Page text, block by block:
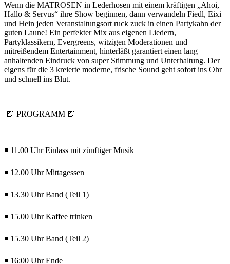
Wenn die MATROSEN in Lederhosen mit einem kräftigen „Ahoi,
Hallo & Servus“ ihre Show beginnen, dann verwandeln Fiedl, Eixi
und Hein jeden Veranstaltungsort ruck zuck in einen Partykahn der
guten Laune! Ein perfekter Mix aus eigenen Liedern,
Partyklassikern, Evergreens, witzigen Moderationen und
mitreißendem Entertainment, hinterläßt garantiert einen lang
anhaltenden Eindruck von super Stimmung und Unterhaltung. Der
eigens für die 3 kreierte moderne, frische Sound geht sofort ins Ohr
und schnell ins Blut.
🍺 PROGRAMM 🍺
◾ 11.00 Uhr Einlass mit zünftiger Musik
◾ 12.00 Uhr Mittagessen
◾ 13.30 Uhr Band (Teil 1)
◾ 15.00 Uhr Kaffee trinken
◾ 15.30 Uhr Band (Teil 2)
◾ 16:00 Uhr Ende